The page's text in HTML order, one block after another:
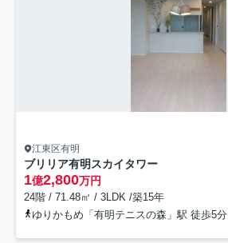
江東区有明
ブリリア有明スカイタワー
1億2,800万円
24階 / 71.48㎡ / 3LDK /築15年
ゆりかもめ「有明テニスの森」駅 徒歩5分